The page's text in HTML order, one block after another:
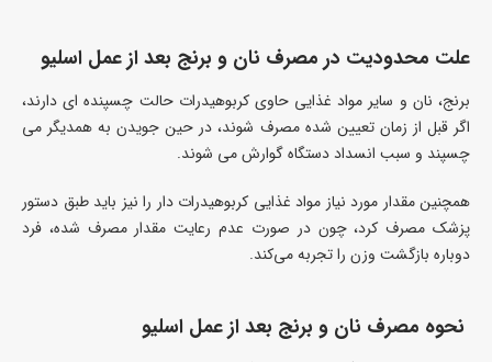
علت محدودیت در مصرف نان و برنج بعد از عمل اسلیو
برنج، نان و سایر مواد غذایی حاوی کربوهیدرات حالت چسپنده ای دارند،
اگر قبل از زمان تعیین شده مصرف شوند، در حین جویدن به همدیگر می
چسپند و سبب انسداد دستگاه گوارش می شوند.
همچنین مقدار مورد نیاز مواد غذایی کربوهیدرات دار را نیز باید طبق دستور
پزشک مصرف کرد، چون در صورت عدم رعایت مقدار مصرف شده، فرد
دوباره بازگشت وزن را تجربه می‌کند.
نحوه مصرف نان و برنج بعد از عمل اسلیو